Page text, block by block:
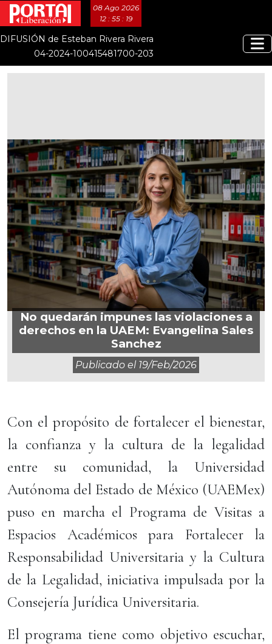
08 Ago 2026
12 : 55 : 20
DIFUSIÓN de Esteban Rivera Rivera
04-2024-100415481700-203
No quedarán impunes las violaciones a
derechos en la UAEM: Evangelina Sales
Sanchez
Publicado el 19/feb/2026
Con el propósito de fortalecer el bienestar,
la confianza y la cultura de la legalidad
entre su comunidad, la Universidad
Autónoma del Estado de México (UAEMex)
puso en marcha el Programa de Visitas a
Espacios Académicos para Fortalecer la
Responsabilidad Universitaria y la Cultura
de la Legalidad, iniciativa impulsada por la
Consejería Jurídica Universitaria.
El programa tiene como objetivo escuchar,